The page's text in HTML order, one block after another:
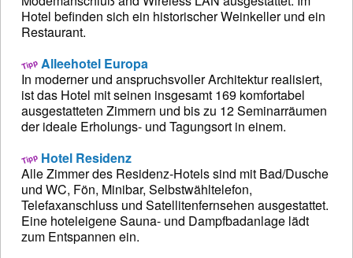
Hotel befinden sich ein historischer Weinkeller und ein
Restaurant.
Alleehotel Europa
In moderner und anspruchsvoller Architektur realisiert,
ist das Hotel mit seinen insgesamt 169 komfortabel
ausgestatteten Zimmern und bis zu 12 Seminarräumen
der ideale Erholungs- und Tagungsort in einem.
Hotel Residenz
Alle Zimmer des Residenz-Hotels sind mit Bad/Dusche
und WC, Fön, Minibar, Selbstwähltelefon,
Telefaxanschluss und Satellitenfernsehen ausgestattet.
Eine hoteleigene Sauna- und Dampfbadanlage lädt
zum Entspannen ein.